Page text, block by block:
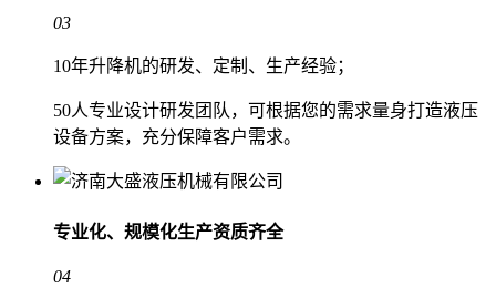
03
10年升降机的研发、定制、生产经验；
50人专业设计研发团队，可根据您的需求量身打造液压
设备方案，充分保障客户需求。
专业化、规模化生产资质齐全
04